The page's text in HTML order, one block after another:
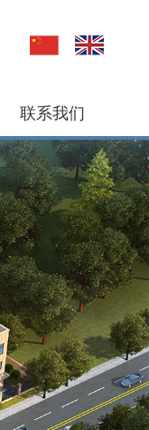
联系我们